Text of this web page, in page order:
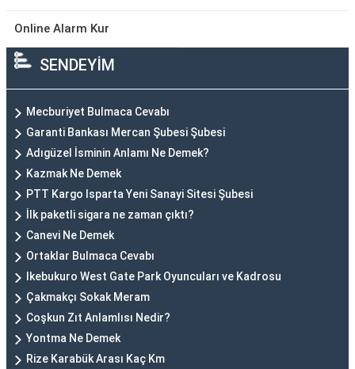
Online Alarm Kur
SENDEYİM
Mecburiyet Bulmaca Cevabı
Garanti Bankası Mercan Şubesi Şubesi
Adıgüzel İsminin Anlamı Ne Demek?
Kazmak Ne Demek
PTT Kargo Isparta Yeni Sanayi Sitesi Şubesi
İlk paketli sigara ne zaman çıktı?
Canevi Ne Demek
Ortaklar Bulmaca Cevabı
Ikebukuro West Gate Park Oyuncuları ve Kadrosu
Çakmakçı Sokak Meram
Coşkun Zıt Anlamlısı Nedir?
Yontma Ne Demek
Rize Karabük Arası Kaç Km